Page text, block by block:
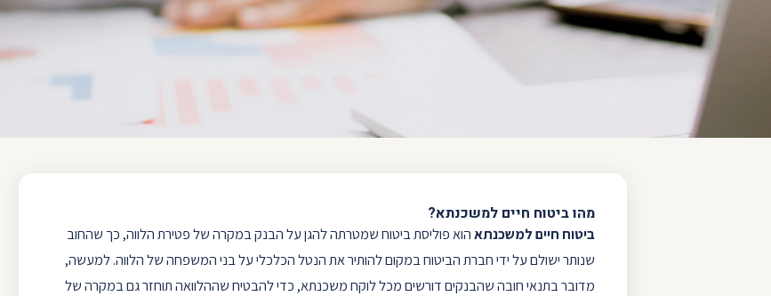
מהו ביטוח חיים למשכנתא?
ביטוח חיים למשכנתאהוא פוליסת ביטוח שמטרתה להגן על הבנק במקרה של פטירת הלווה, כך שהחוב
שנותר ישולם על ידי חברת הביטוח במקום להותיר את הנטל הכלכלי על בני המשפחה של הלווה. למעשה,
מדובר בתנאי חובה שהבנקים דורשים מכל לוקחמשכנתא, כדי להבטיח שההלוואה תוחזר גם במקרה של